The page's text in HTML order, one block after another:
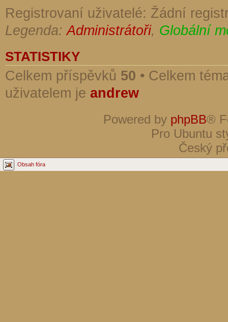
Registrovaní uživatelé: Žádní
Legenda:Administrátoři, Globální
STATISTIKY
Celkem příspěvků 50 • Celkem
uživatelem je andrew
Powered by phpBB®
Pro Ubuntu
Český
Obsah fóra